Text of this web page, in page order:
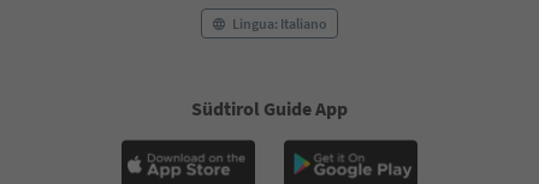
Lingua: Italiano
Südtirol Guide App